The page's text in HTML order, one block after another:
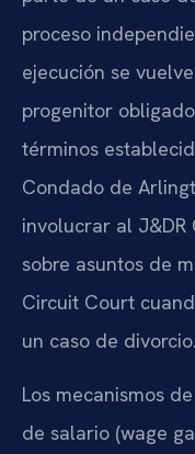
proceso
ejecución se
progenitor
términos
Condado de
involucrar al
sobre asuntos de
Circuit Court
un caso de divorcio.
Los mecanismos
de salario (wage